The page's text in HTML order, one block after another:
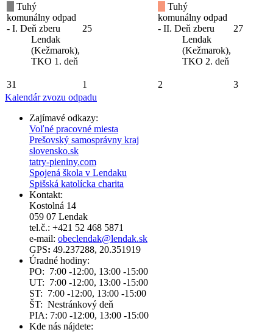
Tuhý
komunálny odpad
- I. Deň zberu
Lendak
(Kežmarok),
TKO 1. deň
25
Tuhý
komunálny odpad
- II. Deň zberu
Lendak
(Kežmarok),
TKO 2. deň
27
31 1 2
3
Kalendár zvozu odpadu
Zajímavé odkazy:
Voľné pracovné miesta
Prešovský samosprávny kraj
slovensko.sk
tatry-pieniny.com
Spojená škola v Lendaku
Spišská katolícka charita
Kontakt:
Kostolná 14
059 07 Lendak
tel.č.: +421 52 468 5871
e-mail: obeclendak@lendak.sk
GPS: 49.237288, 20.351919
Úradné hodiny:
PO: 7:00 -12:00, 13:00 -15:00
UT: 7:00 -12:00, 13:00 -15:00
ST: 7:00 -12:00, 13:00 -15:00
ŠT: Nestránkový deň
PIA: 7:00 -12:00, 13:00 -15:00
Kde nás nájdete: